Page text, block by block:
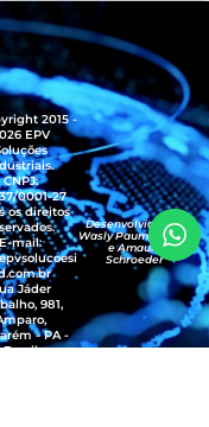
2015 -
EPV
CNPJ:
0001-27
os direitos
E-mail:
Jáder
981,
- PA -
Brasil
Desenvolvido por
Wasly Paumgartten
e Amaury
Schroeder